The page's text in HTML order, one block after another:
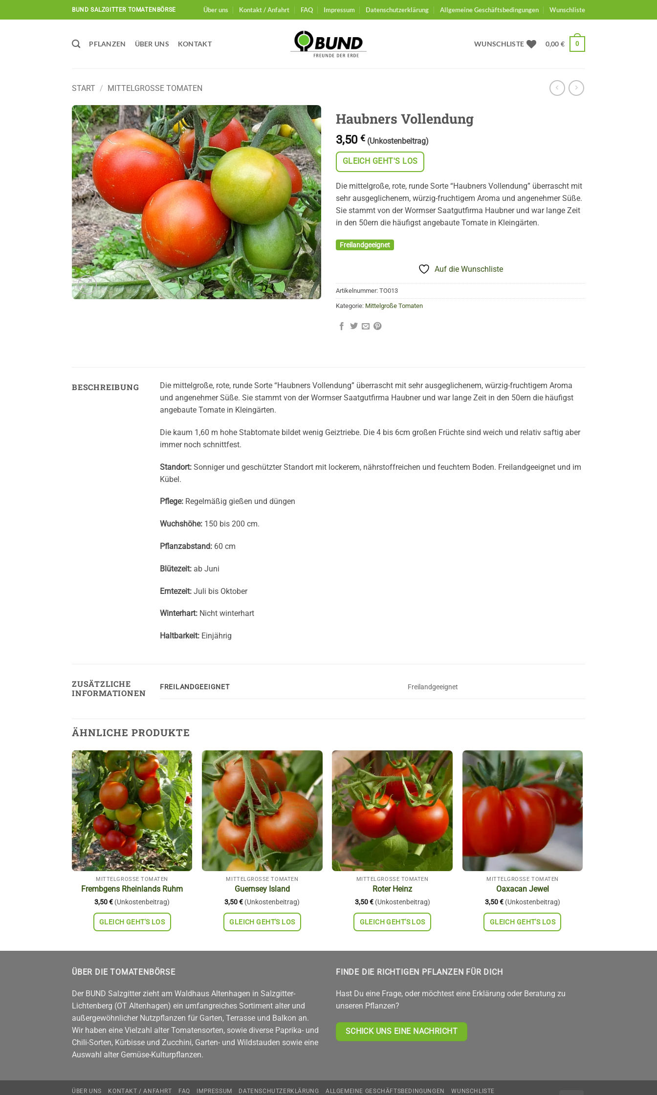
Inhalt
BUND SALZGITTER TOMATENBÖRSE Über uns Kontakt / Anfahrt FAQ Impressum Datenschutzerklärung Allgemeine Geschäftsbedingungen Wunschliste
PFLANZEN ÜBER UNS KONTAKT WUNSCHLISTE 0,00€ 0
START / MITTELGROSSE TOMATEN
Auf die
Wunschliste
Haubners Vollendung
3,50 € (Unkostenbeitrag)
GLEICH GEHT'S LOS
Die mittelgroße, rote, runde Sorte “Haubners Vollendung” überrascht mit
sehr ausgeglichenem, würzig-fruchti­gem Aroma und angenehmer Süße.
Sie stammt von der Worm­ser Saatgutfirma Haubner und war lange Zeit
in den 50ern die häufigst angebaute Tomate in Kleingärten.
Freilandgeeignet
Auf die Wunschliste
Artikelnummer: TO013
Kategorie: Mittelgroße Tomaten
BESCHREIBUNG
Die mittelgroße, rote, runde Sorte “Haubners Vollendung” überrascht mit sehr ausgeglichenem, würzig-fruchti­gem Aroma
und angenehmer Süße. Sie stammt von der Worm­ser Saatgutfirma Haubner und war lange Zeit in den 50ern die häufigst
angebaute Tomate in Kleingärten.
Die kaum 1,60 m hohe Stabtomate bildet wenig Geiztriebe. Die 4 bis 6cm großen Früchte sind weich und relativ saftig aber
immer noch schnittfest.
Standort: Sonniger und geschützter Standort mit lockerem, nährstoffreichen und feuchtem Boden. Freilandgeeignet und im
Kübel.
Pflege: Regelmäßig gießen und düngen
Wuchshöhe: 150 bis 200 cm.
Pflanzabstand: 60 cm
Blütezeit: ab Juni
Erntezeit: Juli bis Oktober
Winterhart: Nicht winterhart
Haltbarkeit: Einjährig
ZUSÄTZLICHE
INFORMATIONEN
FREILANDGEEIGNET Freilandgeeignet
ÄHNLICHE PRODUKTE
Auf die
Wunschliste
MITTELGROSSE TOMATEN
Frembgens Rheinlands Ruhm
3,50€ (Unkostenbeitrag)
GLEICH GEHT'S LOS
Auf die
Wunschliste
MITTELGROSSE TOMATEN
Guernsey Island
3,50€ (Unkostenbeitrag)
GLEICH GEHT'S LOS
Auf die
Wunschliste
MITTELGROSSE TOMATEN
Roter Heinz
3,50€(Unkostenbeitrag)
GLEICH GEHT'S LOS
Auf die
Wunschliste
MITTELGROSSE TOMATEN
Oaxacan Jewel
3,50€(Unkostenbeitrag)
GLEICH GEHT'S LOS
ÜBER DIE TOMATENBÖRSE
Der BUND Salzgitter zieht am Waldhaus Altenhagen in Salzgitter-
Lichtenberg (OT Altenhagen) ein umfangreiches Sortiment alter und
außergewöhnlicher Nutzpflanzen für Garten, Terrasse und Balkon an.
Wir haben eine Vielzahl alter Tomatensorten, sowie diverse Paprika- und
Chili-Sorten, Kürbisse und Zucchini, Garten- und Wildstauden sowie eine
Auswahl alter Gemüse-Kulturpflanzen.
FINDE DIE RICHTIGEN PFLANZEN FÜR DICH
Hast Du eine Frage, oder möchtest eine Erklärung oder Beratung zu
unseren Pflanzen?
SCHICK UNS EINE NACHRICHT
ÜBER UNS KONTAKT / ANFAHRT FAQ IMPRESSUM DATENSCHUTZERKLÄRUNG ALLGEMEINE GESCHÄFTSBEDINGUNGEN WUNSCHLISTE